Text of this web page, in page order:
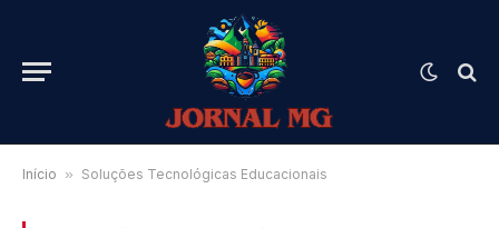
Início » Soluções Tecnológicas Educacionais